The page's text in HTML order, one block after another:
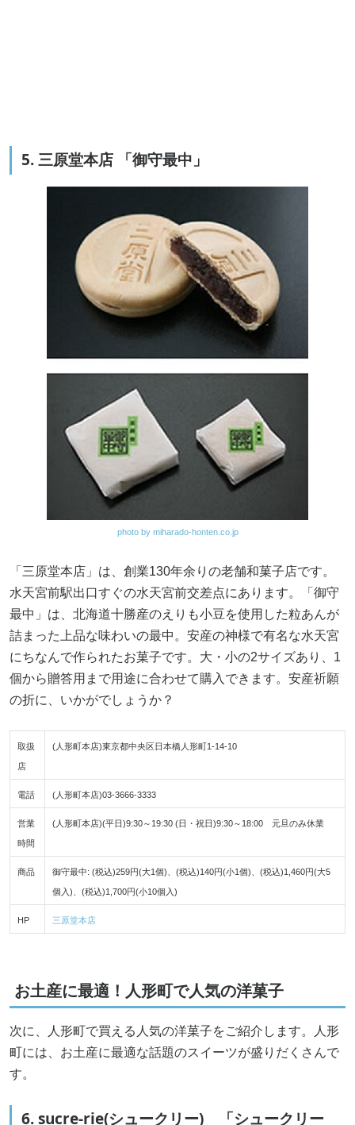
5. 三原堂本店 「御守最中」
photo by miharado-honten.co.jp
「三原堂本店」は、創業130年余りの老舗和菓子店です。
水天宮前駅出口すぐの水天宮前交差点にあります。「御守
最中」は、北海道十勝産のえりも小豆を使用した粒あんが
詰まった上品な味わいの最中。安産の神様で有名な水天宮
にちなんで作られたお菓子です。大・小の2サイズあり、1
個から贈答用まで用途に合わせて購入できます。安産祈願
の折に、いかがでしょうか？
取扱
店
(人形町本店)東京都中央区日本橋人形町1-14-10
電話 (人形町本店)03-3666-3333
営業
時間
(人形町本店)(平日)9:30～19:30 (日・祝日)9:30～18:00 元旦のみ休業
商品 御守最中: (税込)259円(大1個)、(税込)140円(小1個)、(税込)1,460円(大5
個入)、(税込)1,700円(小10個入)
HP 三原堂本店
お土産に最適！人形町で人気の洋菓子
次に、人形町で買える人気の洋菓子をご紹介します。人形
町には、お土産に最適な話題のスイーツが盛りだくさんで
す。
6. sucre-rie(シュークリー) 「シュークリー